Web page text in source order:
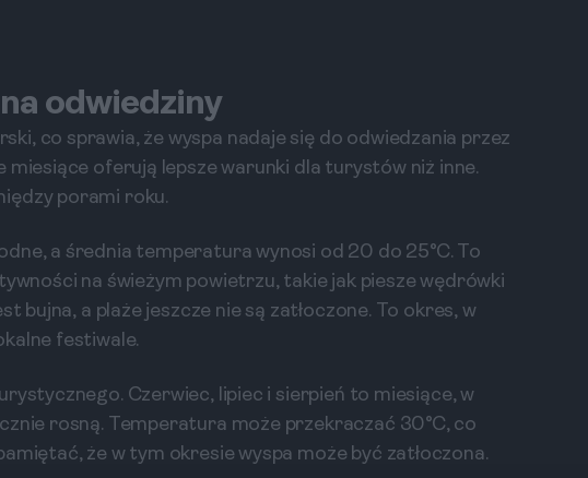
odwiedziny
co sprawia, że wyspa nadaje się do odwiedzania przez
oferują lepsze warunki dla turystów niż inne.
porami roku.
a średnia temperatura wynosi od 20 do 25°C. To
na świeżym powietrzu, takie jak piesze wędrówki
bujna, a plaże jeszcze nie są zatłoczone. To okres, w
festiwale.
Czerwiec, lipiec i sierpień to miesiące, w
rosną. Temperatura może przekraczać 30°C, co
że w tym okresie wyspa może być zatłoczona.